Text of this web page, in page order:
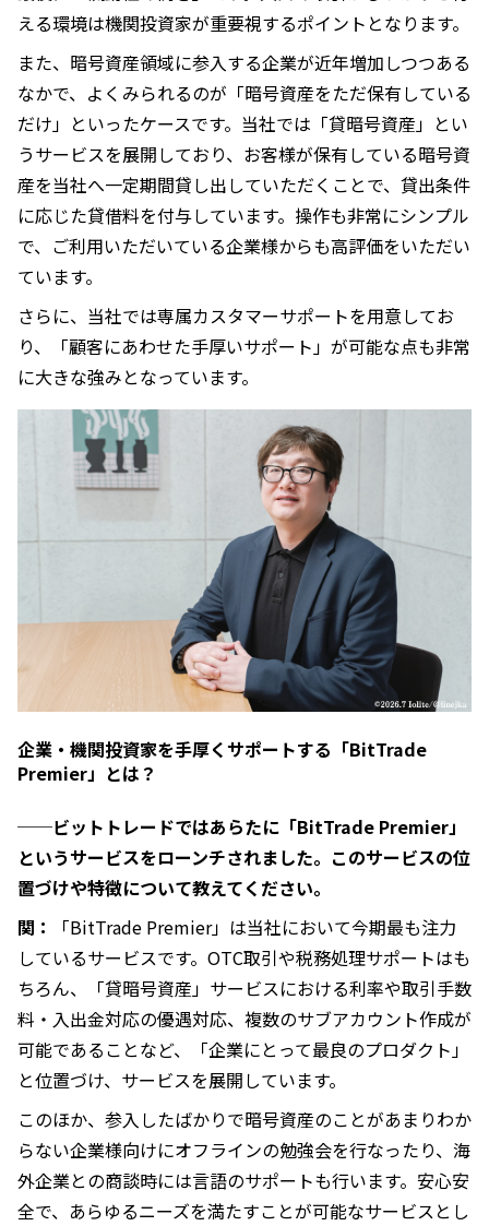
える環境は機関投資家が重要視するポイントとなります。
また、暗号資産領域に参入する企業が近年増加しつつある
なかで、よくみられるのが「暗号資産をただ保有している
だけ」といったケースです。当社では「貸暗号資産」とい
うサービスを展開しており、お客様が保有している暗号資
産を当社へ一定期間貸し出していただくことで、貸出条件
に応じた貸借料を付与しています。操作も非常にシンプル
で、ご利用いただいている企業様からも高評価をいただい
ています。
さらに、当社では専属カスタマーサポートを用意してお
り、「顧客にあわせた手厚いサポート」が可能な点も非常
に大きな強みとなっています。
企業・機関投資家を手厚くサポートする「BitTrade
Premier」とは？
──ビットトレードではあらたに「BitTrade Premier」
というサービスをローンチされました。このサービスの位
置づけや特徴について教えてください。
関：
「BitTrade Premier」は当社において今期最も注力
しているサービスです。OTC取引や税務処理サポートはも
ちろん、「貸暗号資産」サービスにおける利率や取引手数
料・入出金対応の優遇対応、複数のサブアカウント作成が
可能であることなど、「企業にとって最良のプロダクト」
と位置づけ、サービスを展開しています。
このほか、参入したばかりで暗号資産のことがあまりわか
らない企業様向けにオフラインの勉強会を行なったり、海
外企業との商談時には言語のサポートも行います。安心安
全で、あらゆるニーズを満たすことが可能なサービスとし